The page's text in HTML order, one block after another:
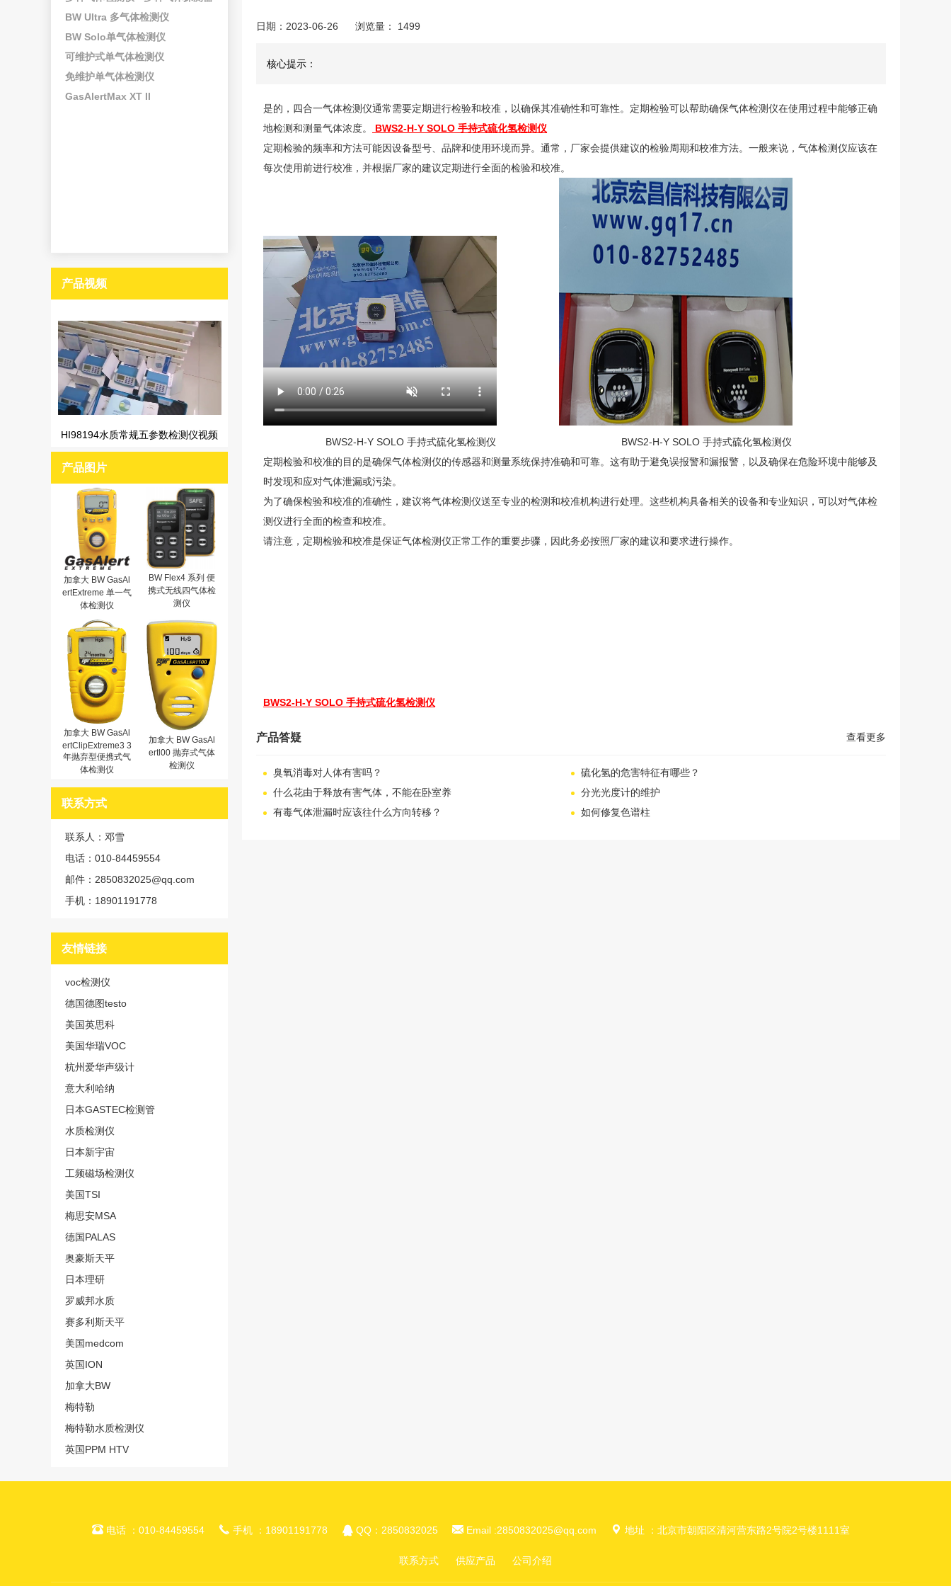
BW Ultra 多气体检测仪
BW Solo单气体检测仪
可维护式单气体检测仪
免维护单气体检测仪
GasAlertMax XT II
产品视频
HI98194水质常规五参数检测仪视频
产品图片
加拿大 BW GasAl
ertExtreme 单一气
体检测仪
BW Flex4 系列 便
携式无线四气体检
测仪
加拿大 BW GasAl
ertClipExtreme3 3
年抛弃型便携式气
体检测仪
加拿大 BW GasAl
ertl00 抛弃式气体
检测仪
联系方式
联系人：邓雪
电话：010-84459554
邮件：2850832025@qq.com
手机：18901191778
友情链接
voc检测仪
德国德图testo
美国英思科
美国华瑞VOC
杭州爱华声级计
意大利哈纳
日本GASTEC检测管
水质检测仪
日本新宇宙
工频磁场检测仪
美国TSI
梅思安MSA
德国PALAS
奥豪斯天平
日本理研
罗威邦水质
赛多利斯天平
美国medcom
英国ION
加拿大BW
梅特勒
梅特勒水质检测仪
英国PPM HTV
日期：2023-06-26 浏览量： 1499
核心提示：
是的，四合一气体检测仪通常需要定期进行检验和校准，以确保其准确性和可靠性。定期检验可以帮助确保气体检测仪在使用过程中能够正确
地检测和测量气体浓度。
BWS2-H-Y SOLO 手持式硫化氢检测仪
定期检验的频率和方法可能因设备型号、品牌和使用环境而异。通常，厂家会提供建议的检验周期和校准方法。一般来说，气体检测仪应该在
每次使用前进行校准，并根据厂家的建议定期进行全面的检验和校准。
BWS2-H-Y SOLO 手持式硫化氢检测仪
BWS2-H-Y SOLO 手持式硫化氢检测仪
定期检验和校准的目的是确保气体检测仪的传感器和测量系统保持准确和可靠。这有助于避免误报警和漏报警，以及确保在危险环境中能够及
时发现和应对气体泄漏或污染。
为了确保检验和校准的准确性，建议将气体检测仪送至专业的检测和校准机构进行处理。这些机构具备相关的设备和专业知识，可以对气体检
测仪进行全面的检查和校准。
请注意，定期检验和校准是保证气体检测仪正常工作的重要步骤，因此务必按照厂家的建议和要求进行操作。
BWS2-H-Y SOLO 手持式硫化氢检测仪
产品答疑 查看更多
臭氧消毒对人体有害吗？
什么花由于释放有害气体，不能在卧室养
有毒气体泄漏时应该往什么方向转移？
硫化氢的危害特征有哪些？
分光光度计的维护
如何修复色谱柱
电话 ：010-84459554  手机 ：18901191778 QQ：2850832025 Email :2850832025@qq.com  地址 ：北京市朝阳区清河营东路2号院2号楼1111室
联系方式 供应产品 公司介绍